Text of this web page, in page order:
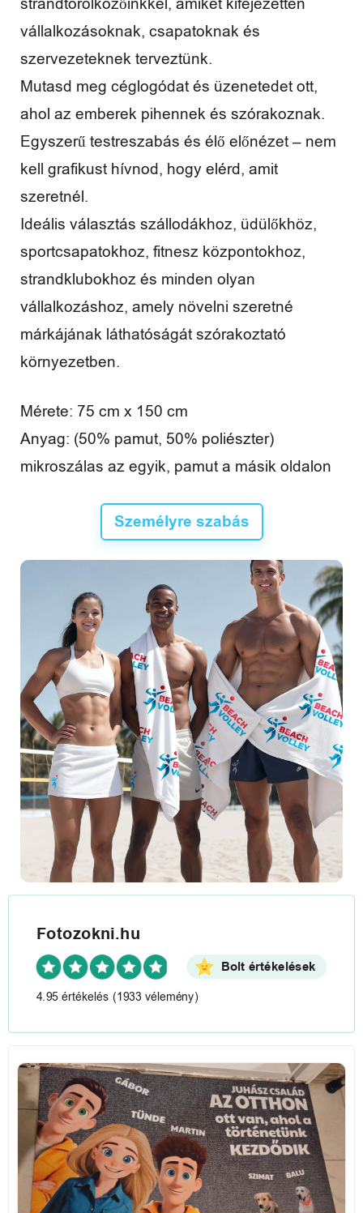
é
n
y
e
k
strandtörölközőinkkel, amiket kifejezetten
vállalkozásoknak, csapatoknak és
szervezeteknek terveztünk.
Mutasd meg céglogódat és üzenetedet ott,
ahol az emberek pihennek és szórakoznak.
Egyszerű testreszabás és élő előnézet – nem
kell grafikust hívnod, hogy elérd, amit
szeretnél.
Ideális választás szállodákhoz, üdülőkhöz,
sportcsapatokhoz, fitnesz központokhoz,
strandklubokhoz és minden olyan
vállalkozáshoz, amely növelni szeretné
márkájának láthatóságát szórakoztató
környezetben.
Mérete: 75 cm x 150 cm
Anyag: (50% pamut, 50% poliészter)
mikroszálas az egyik, pamut a másik oldalon
Személyre szabás
Fotozokni.hu
Bolt értékelések
4.95 értékelés (1933 vélemény)